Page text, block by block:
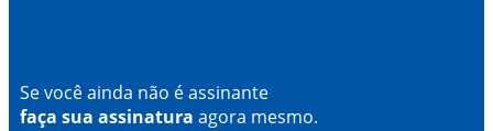
Se você ainda não é assinante
faça sua assinatura agora mesmo.